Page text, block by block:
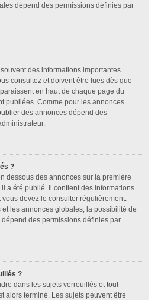
dépend des permissions définies par
des informations importantes
consultez et doivent être lues dès que
en haut de chaque page du
publiées. Comme pour les annonces
des annonces dépend des
?
dessous des annonces sur la première
a été publié. il contient des informations
devez le consulter régulièrement.
les annonces globales, la possibilité de
des permissions définies par
?
dans les sujets verrouillés et tout
alors terminé. Les sujets peuvent être